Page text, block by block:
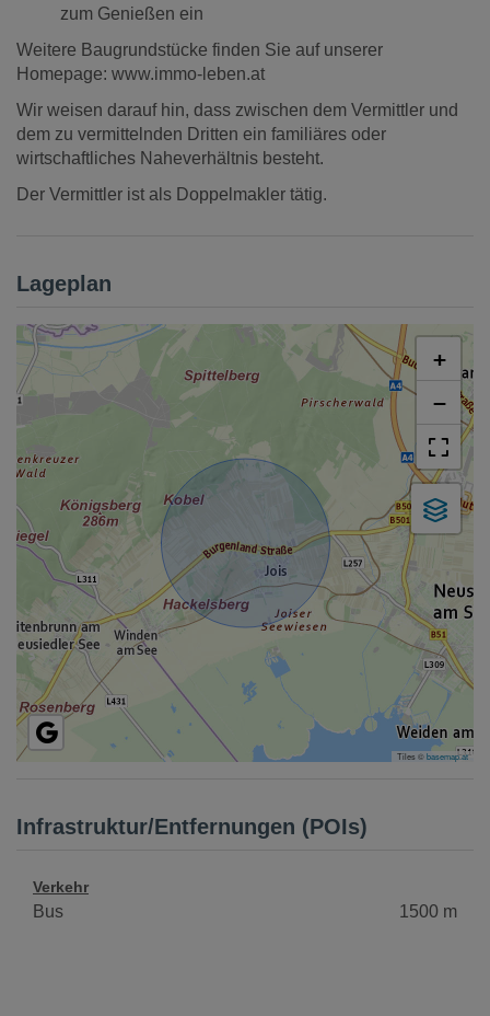
zum Genießen ein
Weitere Baugrundstücke finden Sie auf unserer
Homepage: www.immo-leben.at
Wir weisen darauf hin, dass zwischen dem Vermittler und
dem zu vermittelnden Dritten ein familiäres oder
wirtschaftliches Naheverhältnis besteht.
Der Vermittler ist als Doppelmakler tätig.
Lageplan
+
−
Tiles ©basemap.at
Infrastruktur/Entfernungen (POIs)
Verkehr
Bus 1500 m